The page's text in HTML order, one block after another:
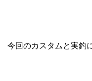
今回のカスタムと実釣